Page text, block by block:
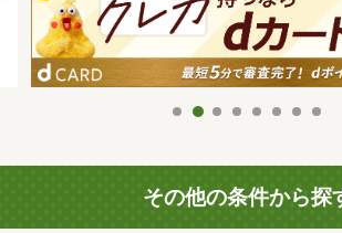
その他の条件から探